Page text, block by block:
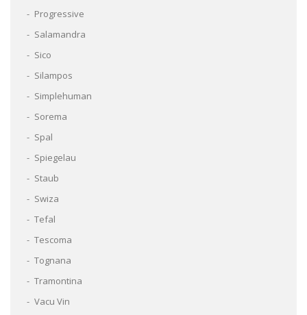
Progressive
Salamandra
Sico
Silampos
Simplehuman
Sorema
Spal
Spiegelau
Staub
Swiza
Tefal
Tescoma
Tognana
Tramontina
Vacu Vin